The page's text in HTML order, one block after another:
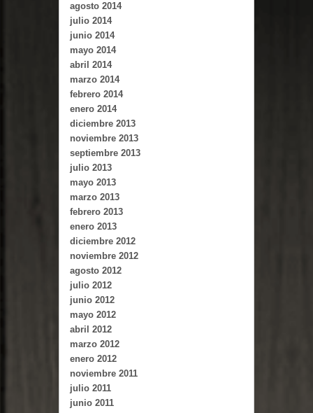
agosto 2014
julio 2014
junio 2014
mayo 2014
abril 2014
marzo 2014
febrero 2014
enero 2014
diciembre 2013
noviembre 2013
septiembre 2013
julio 2013
mayo 2013
marzo 2013
febrero 2013
enero 2013
diciembre 2012
noviembre 2012
agosto 2012
julio 2012
junio 2012
mayo 2012
abril 2012
marzo 2012
enero 2012
noviembre 2011
julio 2011
junio 2011